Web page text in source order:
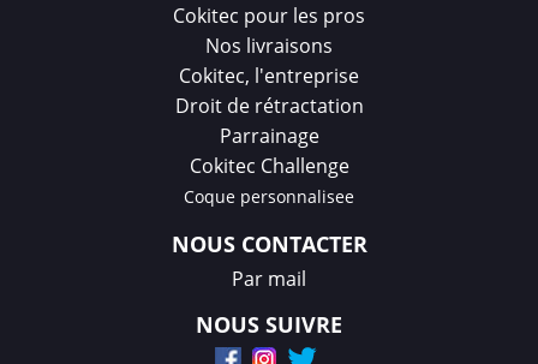
Cokitec pour les pros
Nos livraisons
Cokitec, l'entreprise
Droit de rétractation
Parrainage
Cokitec Challenge
Coque personnalisee
NOUS CONTACTER
Par mail
NOUS SUIVRE